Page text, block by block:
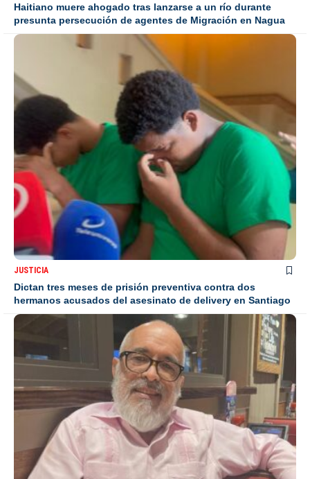
Haitiano muere ahogado tras lanzarse a un río durante
presunta persecución de agentes de Migración en Nagua
JUSTICIA
Dictan tres meses de prisión preventiva contra dos
hermanos acusados del asesinato de delivery en Santiago